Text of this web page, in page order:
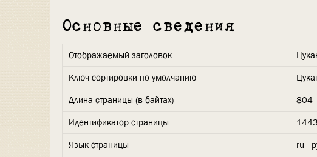
Основные сведения
Отображаемый заголовок
Ключ сортировки по умолчанию
Длина страницы (в байтах)
804
Идентификатор страницы
Язык страницы
ru -